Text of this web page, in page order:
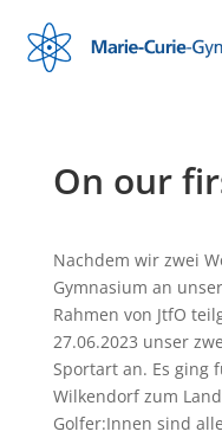
On our
Nachdem wir zwei
Gymnasium an
Rahmen von JtfO
27.06.2023 unser
Sportart an. Es ging
Wilkendorf zum
Golfer:Innen sind